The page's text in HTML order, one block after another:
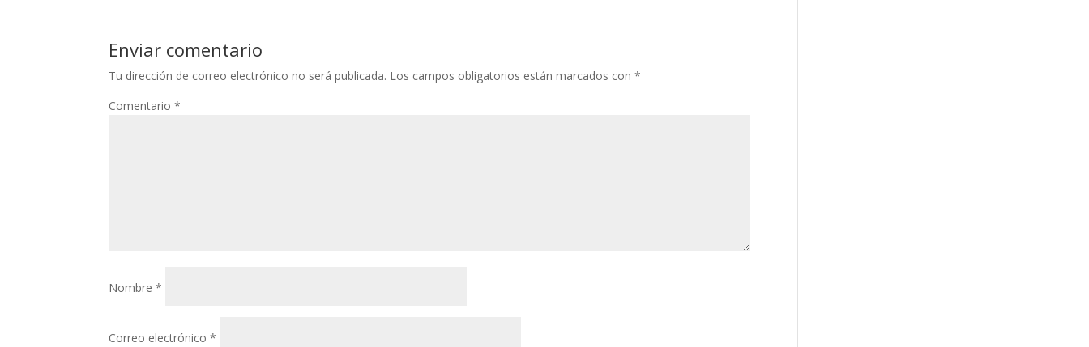
Enviar comentario
Tu dirección de correo electrónico no será publicada. Los campos obligatorios están marcados con*
Comentario*
Nombre*
Correo electrónico*